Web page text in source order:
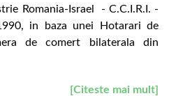
Romania-Israel - C.C.I.R.I. -
in baza unei Hotarari de
de comert bilaterala din
[Citeste mai mult]